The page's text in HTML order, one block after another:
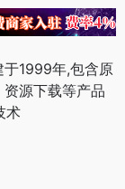
1999年,包含原
源下载等产品
术